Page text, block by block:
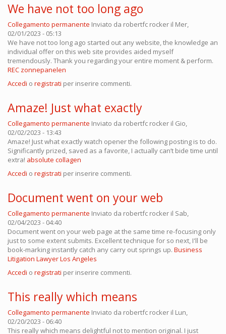
We have not too long ago
Collegamento permanente Inviato da robertfc rocker il Mer,
02/01/2023 - 05:13
We have not too long ago started out any website, the knowledge an
individual offer on this web site provides aided myself
tremendously. Thank you regarding your entire moment & perform.
REC zonnepanelen
Accedi o registrati per inserire commenti.
Amaze! Just what exactly
Collegamento permanente Inviato da robertfc rocker il Gio,
02/02/2023 - 13:43
Amaze! Just what exactly watch opener the following posting is to do.
Significantly prized, saved as a favorite, I actually can’t bide time until
extra! absolute collagen
Accedi o registrati per inserire commenti.
Document went on your web
Collegamento permanente Inviato da robertfc rocker il Sab,
02/04/2023 - 04:40
Document went on your web page at the same time re-focusing only
just to some extent submits. Excellent technique for so next, I'll be
book-marking instantly catch any carry out springs up. Business
Litigation Lawyer Los Angeles
Accedi o registrati per inserire commenti.
This really which means
Collegamento permanente Inviato da robertfc rocker il Lun,
02/20/2023 - 06:40
This really which means delightful not to mention original. I just